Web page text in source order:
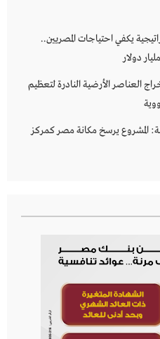
يكفي احتياجات المصريين..
العناصر الأرضية النادرة لتعظيم
المشروع يرسخ مكانة مصر كمركز